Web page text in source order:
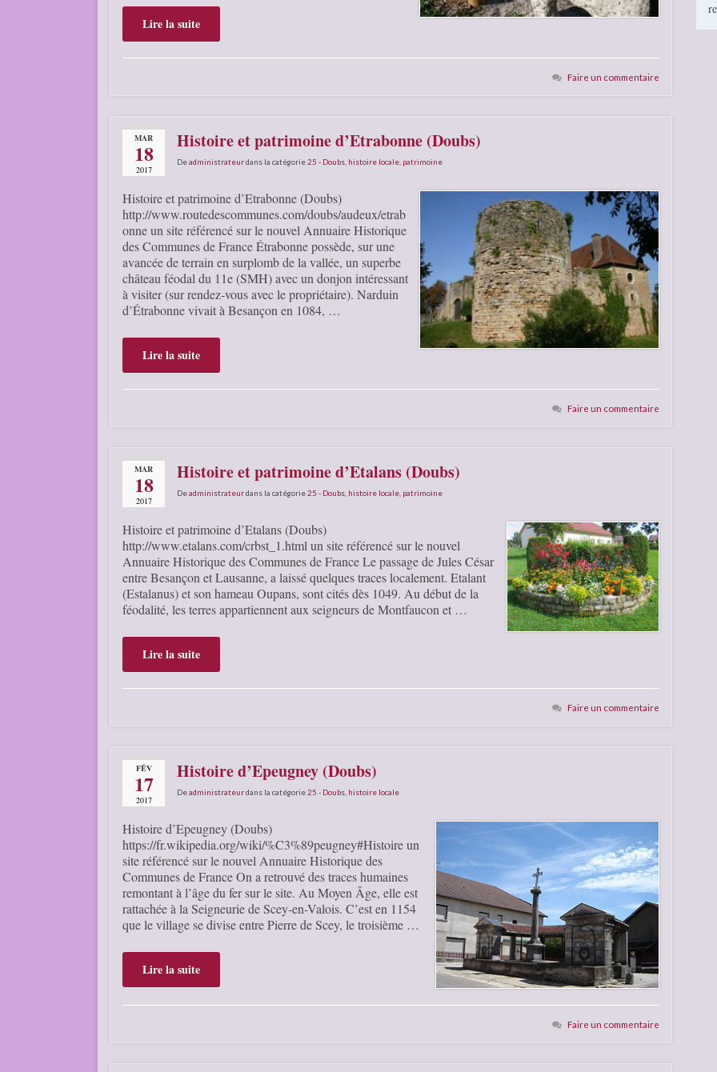
Lire la suite
Faire un commentaire
MAR
18
2017
Histoire et patrimoine d’Etrabonne (Doubs)
Deadministrateurdans la catégorie25 - Doubs histoire locale patrimoine
Histoire et patrimoine d’Etrabonne (Doubs)
http://www.routedescommunes.com/doubs/audeux/etrab
onne un site référencé sur le nouvel Annuaire Historique
des Communes de France Étrabonne possède, sur une
avancée de terrain en surplomb de la vallée, un superbe
château féodal du 11e (SMH) avec un donjon intéressant
à visiter (sur rendez-vous avec le propriétaire). Narduin
d’Étrabonne vivait à Besançon en 1084, …
Lire la suite
Faire un commentaire
MAR
18
2017
Histoire et patrimoine d’Etalans (Doubs)
Deadministrateurdans la catégorie25 - Doubs histoire locale patrimoine
Histoire et patrimoine d’Etalans (Doubs)
http://www.etalans.com/crbst_1.html un site référencé sur le nouvel
Annuaire Historique des Communes de France Le passage de Jules César
entre Besançon et Lausanne, a laissé quelques traces localement. Etalant
(Estalanus) et son hameau Oupans, sont cités dès 1049. Au début de la
féodalité, les terres appartiennent aux seigneurs de Montfaucon et …
Lire la suite
Faire un commentaire
FÉV
17
2017
Histoire d’Epeugney (Doubs)
Deadministrateurdans la catégorie25 - Doubs histoire locale
Histoire d’Epeugney (Doubs)
https://fr.wikipedia.org/wiki/%C3%89peugney#Histoire un
site référencé sur le nouvel Annuaire Historique des
Communes de France On a retrouvé des traces humaines
remontant à l’âge du fer sur le site. Au Moyen Âge, elle est
rattachée à la Seigneurie de Scey-en-Valois. C’est en 1154
que le village se divise entre Pierre de Scey, le troisième …
Lire la suite
Faire un commentaire